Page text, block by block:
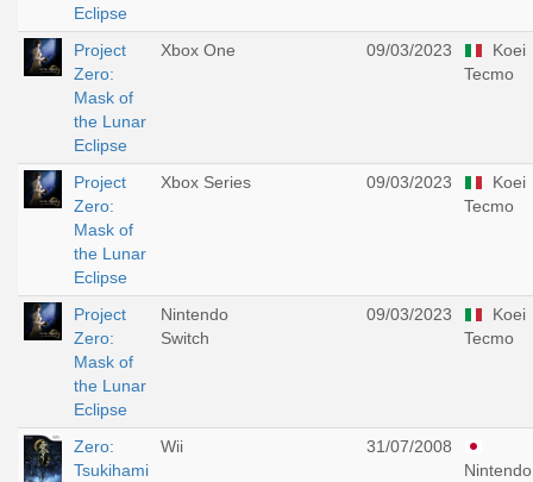
Eclipse
Project
Zero:
Mask of
the Lunar
Eclipse
Xbox One 09/03/2023
Koei
Tecmo
Project
Zero:
Mask of
the Lunar
Eclipse
Xbox Series 09/03/2023
Koei
Tecmo
Project
Zero:
Mask of
the Lunar
Eclipse
Nintendo
Switch
09/03/2023
Koei
Tecmo
Zero:
Tsukihami
Wii
31/07/2008
Nintendo